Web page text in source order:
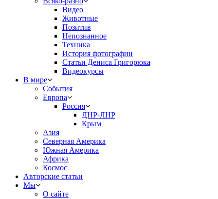
Видео
Животные
Позитив
Непознанное
Техника
История фотографии
Статьи Дениса Григорюка
Видеокурсы
В мире
События
Европа
Россия
ДНР-ЛНР
Крым
Азия
Северная Америка
Южная Америка
Африка
Космос
Авторские статьи
Мы
О сайте